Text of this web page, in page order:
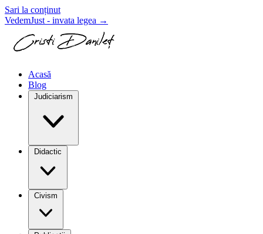
Sari la conținut
VedemJust - invata legea →
Acasă
Blog
Judiciarism
Didactic
Civism